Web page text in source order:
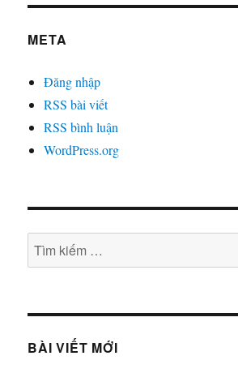
META
Đăng nhập
RSS bài viết
RSS bình luận
WordPress.org
Tìm
kiếm:
BÀI VIẾT MỚI